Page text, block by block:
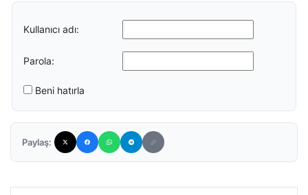
Kullanıcı adı:
Parola:
Beni hatırla
Paylaş: